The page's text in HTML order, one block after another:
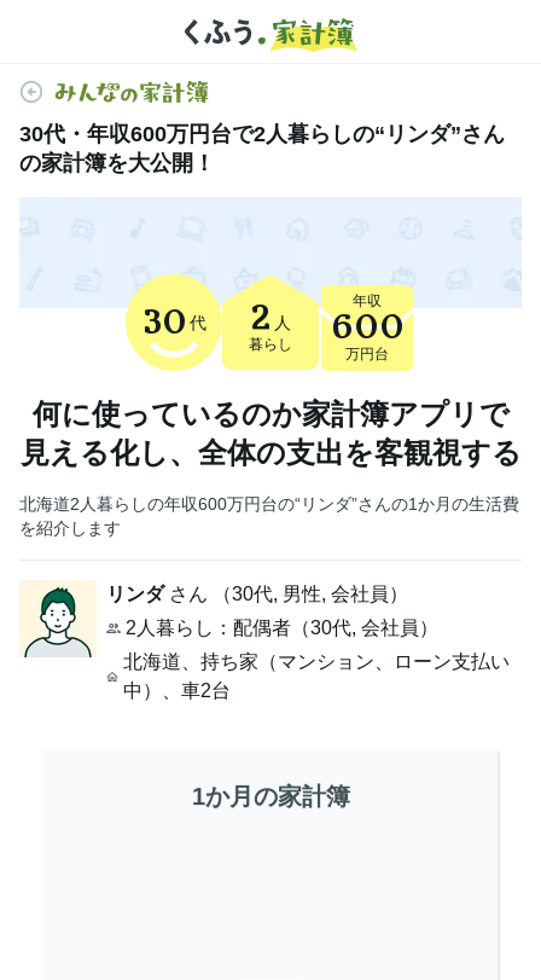
30代・年収600万円台で2人暮らしの“リンダ”さん
の家計簿を大公開！
30 代 2 人
暮らし
年収
600
万円台
何に使っているのか家計簿アプリで
見える化し、全体の支出を客観視する
北海道2人暮らしの年収600万円台の“リンダ”さんの1か月の生活費
を紹介します
リンダ さん （30代, 男性, 会社員 ）
2人暮らし ：配偶者（30代, 会社員）
北海道
持ち家（マンション、ローン支払い
中）
車2台
1か月の家計簿